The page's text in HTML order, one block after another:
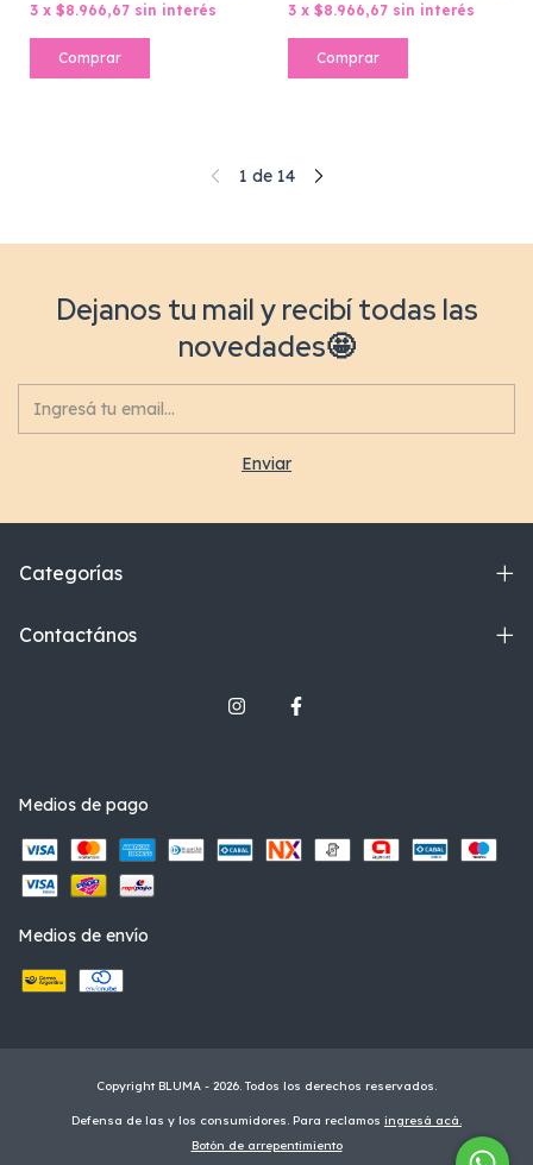
3 x $8.966,67 sin interés
Comprar
3 x $8.966,67 sin interés
Comprar
1 de 14
Dejanos tu mail y recibí todas las
novedades🤩
Categorías
Contactános
Medios de pago
Medios de envío
Copyright BLUMA - 2026. Todos los derechos reservados.
Defensa de las y los consumidores. Para reclamos ingresá acá.
Botón de arrepentimiento